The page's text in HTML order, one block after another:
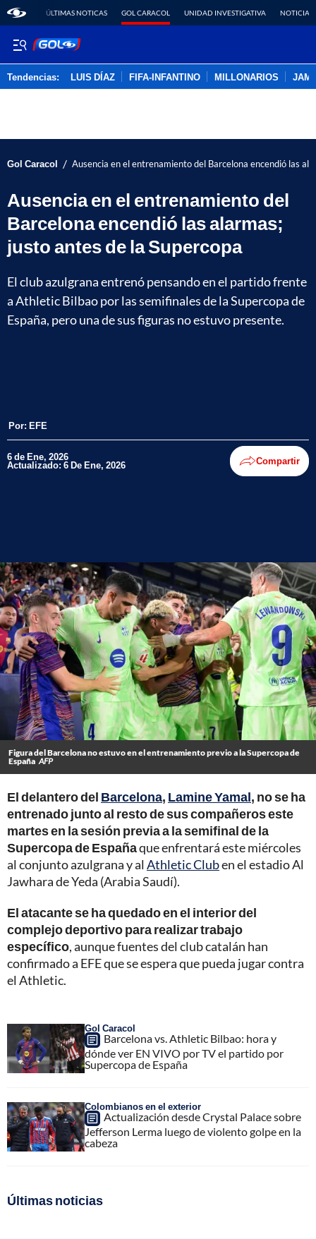
ÚLTIMAS NOTICAS GOL CARACOL UNIDAD INVESTIGATIVA NOTICIAS
Tendencias: LUIS DÍAZ FIFA-INFANTINO MILLONARIOS
Gol Caracol / Ausencia en el entrenamiento del Barcelona encendió las
Ausencia en el entrenamiento del
Barcelona encendió las alarmas;
justo antes de la Supercopa
El club azulgrana entrenó pensando en el partido frente
a Athletic Bilbao por las semifinales de la Supercopa de
España, pero una de sus figuras no estuvo presente.
Por: EFE
6 de Ene, 2026
Actualizado: 6 De Ene, 2026 Compartir
Figura del Barcelona no estuvo en el entrenamiento previo a la Supercopa de
España AFP
El delantero del Barcelona, Lamine Yamal, no se ha
entrenado junto al resto de sus compañeros este
martes en la sesión previa a la semifinal de la
Supercopa de Españaque enfrentará este miércoles
al conjunto azulgrana y al Athletic Cluben el estadio Al
Jawhara de Yeda (Arabia Saudí).
El atacante se ha quedado en el interior del
complejo deportivo para realizar trabajo
específico, aunque fuentes del club catalán han
confirmado a EFE que se espera que pueda jugar contra
el Athletic.
Gol Caracol
Barcelona vs. Athletic Bilbao: hora y
dónde ver EN VIVO por TV el partido por
Supercopa de España
Colombianos en el exterior
Actualización desde Crystal Palace sobre
Jefferson Lerma luego de violento golpe en la
cabeza
Últimas noticias